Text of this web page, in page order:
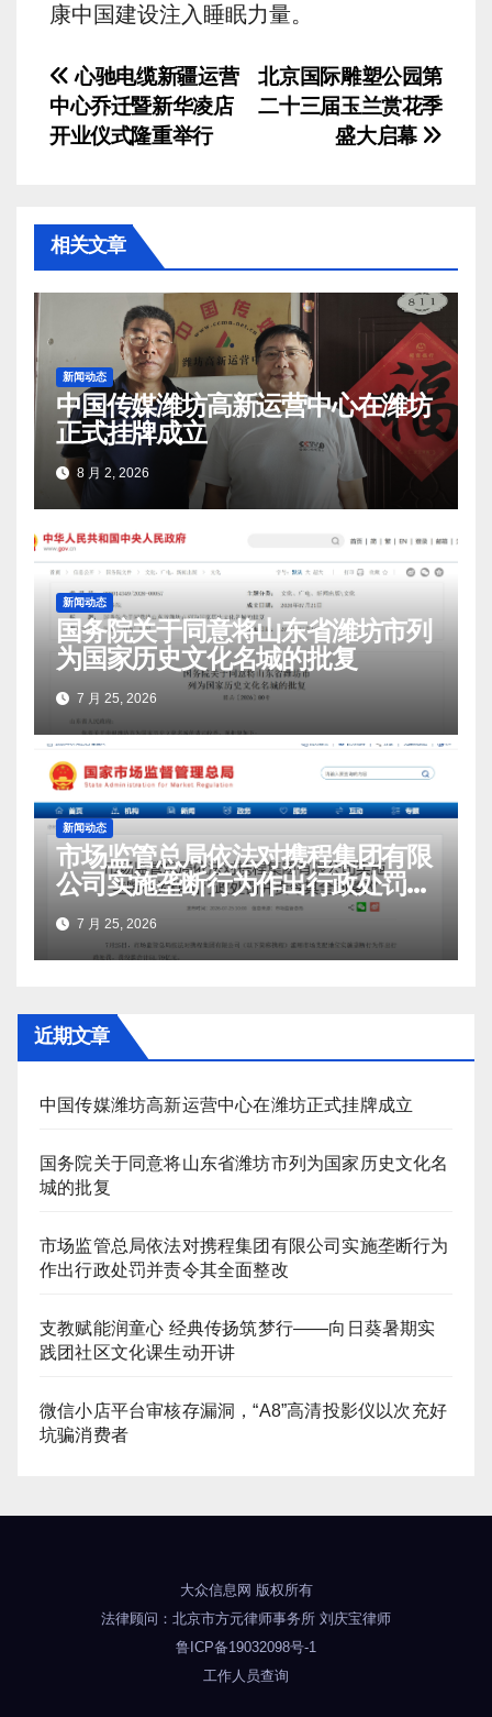
康中国建设注入睡眠力量。
文
章
航
北京国际雕塑公园第
二十三届玉兰赏花季
盛大启幕
心驰电缆新疆运营
中心乔迁暨新华凌店
开业仪式隆重举行
相关文章
新闻动态
中国传媒潍坊高新运营中心在潍坊
正式挂牌成立
8 月 2, 2026
新闻动态
国务院关于同意将山东省潍坊市列
为国家历史文化名城的批复
7 月 25, 2026
新闻动态
市场监管总局依法对携程集团有限
公司实施垄断行为作出行政处罚并
责令其全面整改
7 月 25, 2026
近期文章
中国传媒潍坊高新运营中心在潍坊正式挂牌成立
国务院关于同意将山东省潍坊市列为国家历史文化名
城的批复
市场监管总局依法对携程集团有限公司实施垄断行为
作出行政处罚并责令其全面整改
支教赋能润童心 经典传扬筑梦行——向日葵暑期实
践团社区文化课生动开讲
微信小店平台审核存漏洞，“A8”高清投影仪以次充好
坑骗消费者
大众信息网 版权所有
法律顾问： 北京市方元律师事务所 刘庆宝律师
鲁ICP备19032098号-1
工作人员查询